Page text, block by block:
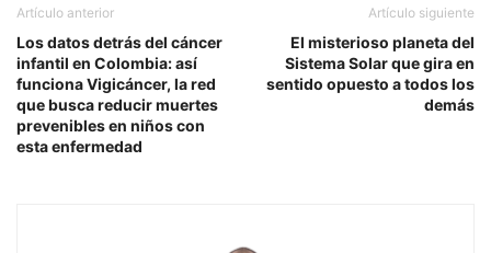
Artículo anterior
Los datos detrás del cáncer
infantil en Colombia: así
funciona Vigicáncer, la red
que busca reducir muertes
prevenibles en niños con
esta enfermedad
Artículo siguiente
El misterioso planeta del
Sistema Solar que gira en
sentido opuesto a todos los
demás